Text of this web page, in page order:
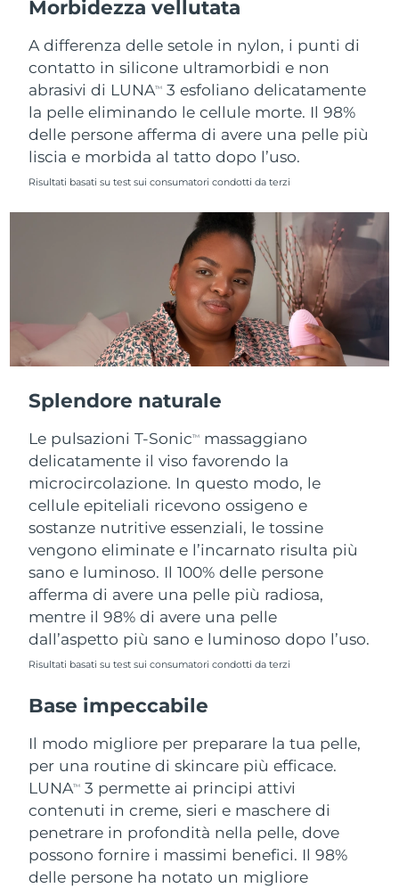
Morbidezza vellutata
A differenza delle setole in nylon, i punti di
contatto in silicone ultramorbidi e non
abrasivi di LUNATM
3 esfoliano delicatamente
la pelle eliminando le cellule morte. Il 98%
delle persone afferma di avere una pelle più
liscia e morbida al tatto dopo l’uso.
Risultati basati su test sui consumatori condotti da terzi
Splendore naturale
Le pulsazioni T-SonicTM
massaggiano
delicatamente il viso favorendo la
microcircolazione. In questo modo, le
cellule epiteliali ricevono ossigeno e
sostanze nutritive essenziali, le tossine
vengono eliminate e l’incarnato risulta più
sano e luminoso. Il 100% delle persone
afferma di avere una pelle più radiosa,
mentre il 98% di avere una pelle
dall’aspetto più sano e luminoso dopo l’uso.
Risultati basati su test sui consumatori condotti da terzi
Base impeccabile
Il modo migliore per preparare la tua pelle,
per una routine di skincare più efficace.
LUNATM
3 permette ai principi attivi
contenuti in creme, sieri e maschere di
penetrare in profondità nella pelle, dove
possono fornire i massimi benefici. Il 98%
delle persone ha notato un migliore